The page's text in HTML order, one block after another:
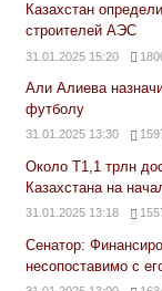
Казахстан
строителей АЭС
31.01.2025 15:20
Али Алиева
футболу
31.01.2025 13:30
Около Т1,1 трлн
Казахстана на
31.01.2025 13:18
Сенатор:
несопоставимо с